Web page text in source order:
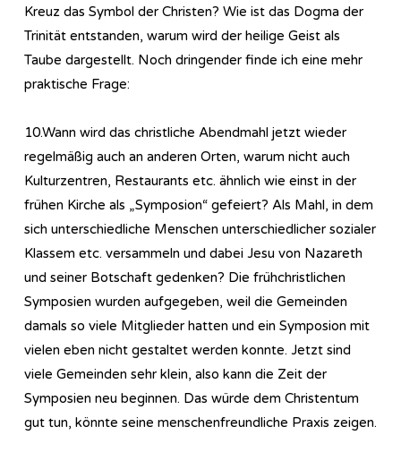
Kreuz das Symbol der Christen? Wie ist das Dogma der
Trinität entstanden, warum wird der heilige Geist als
Taube dargestellt. Noch dringender finde ich eine mehr
praktische Frage:
10.Wann wird das christliche Abendmahl jetzt wieder
regelmäßig auch an anderen Orten, warum nicht auch
Kulturzentren, Restaurants etc. ähnlich wie einst in der
frühen Kirche als „Symposion“ gefeiert? Als Mahl, in dem
sich unterschiedliche Menschen unterschiedlicher sozialer
Klassem etc. versammeln und dabei Jesu von Nazareth
und seiner Botschaft gedenken? Die frühchristlichen
Symposien wurden aufgegeben, weil die Gemeinden
damals so viele Mitglieder hatten und ein Symposion mit
vielen eben nicht gestaltet werden konnte. Jetzt sind
viele Gemeinden sehr klein, also kann die Zeit der
Symposien neu beginnen. Das würde dem Christentum
gut tun, könnte seine menschenfreundliche Praxis zeigen.